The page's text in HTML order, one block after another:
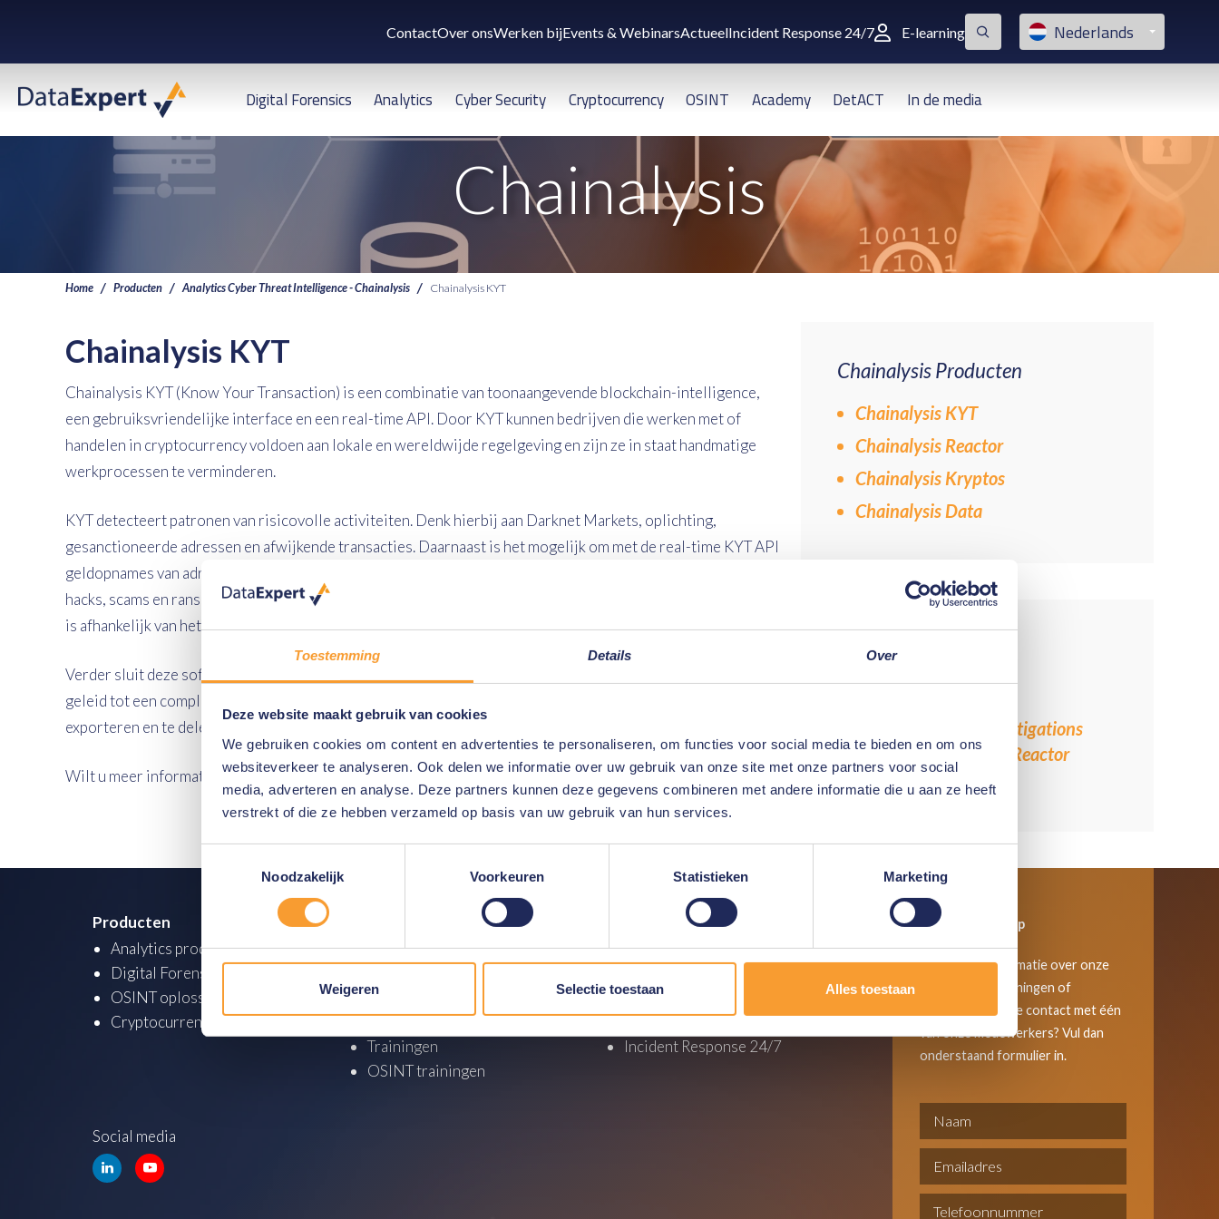
Toestemming Details Over
Deze website maakt gebruik van cookies
We gebruiken cookies om content en advertenties te personaliseren, om functies voor social media te bieden en om ons
websiteverkeer te analyseren. Ook delen we informatie over uw gebruik van onze site met onze partners voor social
media, adverteren en analyse. Deze partners kunnen deze gegevens combineren met andere informatie die u aan ze heeft
verstrekt of die ze hebben verzameld op basis van uw gebruik van hun services.
Noodzakelijk
Voorkeuren Statistieken Marketing
Weigeren Selectie toestaan Alles toestaan
ContactOver onsWerken bijEvents & WebinarsActueelIncident Response 24/7 E-learning Nederlands
Digital Forensics Analytics Cyber Security Cryptocurrency OSINT Academy DetACT In de media
Chainalysis
Home Producten Analytics Cyber Threat Intelligence - Chainalysis Chainalysis KYT
Chainalysis KYT
Chainalysis KYT (Know Your Transaction) is een combinatie van toonaangevende blockchain-intelligence,
een gebruiksvriendelijke interface en een real-time API. Door KYT kunnen bedrijven die werken met of
handelen in cryptocurrency voldoen aan lokale en wereldwijde regelgeving en zijn ze in staat handmatige
werkprocessen te verminderen.
KYT detecteert patronen van risicovolle activiteiten. Denk hierbij aan Darknet Markets, oplichting,
gesanctioneerde adressen en afwijkende transacties. Daarnaast is het mogelijk om met de real-time KYT API
geldopnames van adressen op de zwarte lijst te voorkomen en geldstortingen te bevriezen afkomstig van
hacks, scams en ransomware. Welke risicovolle transacties voor een bedrijf gesignaleerd worden door KYT,
is afhankelijk van het AML (Maatregelen tegen witwassen) beleid die gevoerd wordt.
Verder sluit deze software feilloos aan op de werkzaamheden van compliancy teams. Elke stap die heeft
geleid tot een compliance besluit wordt vastgelegd. Vervolgens is het mogelijk de volledige audit trail te
exporteren en te delen met banken en toezichthouders.
Wilt u meer informatie over KYT van Chainalysis? Neemcontact met ons op.
Chainalysis Producten
Chainalysis KYT
Chainalysis Reactor
Chainalysis Kryptos
Chainalysis Data
Gerelateerde items
Trainingen
Cryptocurrency Investigations
Basics & Chainalysis Reactor
Certification
Producten
Analytics producten
Digital Forensics producten
OSINT oplossingen
Cryptocurrency producten
Analytics trainingen
Cybercrime trainingen
Cyber Security workshops
Trainingen
OSINT trainingen
Consultancy
Support
Cyber Security
Incident Response 24/7
Social media
Neem contact op
Wil je meer informatie over onze
oplossingen, trainingen of
services? Of wil je contact met één
van onze medewerkers? Vul dan
onderstaand formulier in.